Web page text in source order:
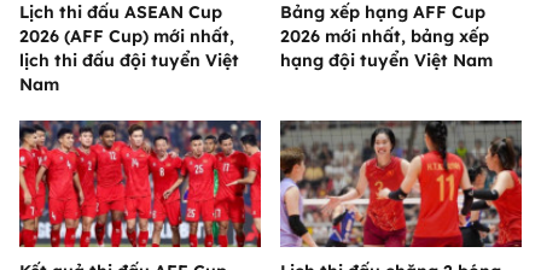
Lịch thi đấu ASEAN Cup
2026 (AFF Cup) mới nhất,
lịch thi đấu đội tuyển Việt
Nam
Bảng xếp hạng AFF Cup
2026 mới nhất, bảng xếp
hạng đội tuyển Việt Nam